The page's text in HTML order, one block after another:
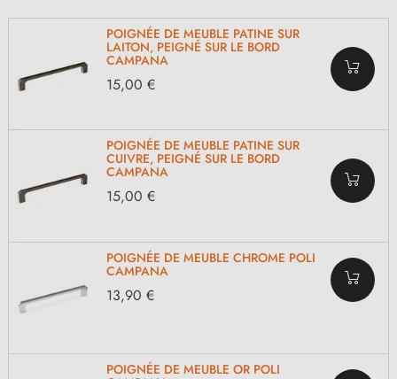
POIGNÉE DE MEUBLE PATINE SUR
LAITON, PEIGNÉ SUR LE BORD
CAMPANA
15,00 €
POIGNÉE DE MEUBLE PATINE SUR
CUIVRE, PEIGNÉ SUR LE BORD
CAMPANA
15,00 €
POIGNÉE DE MEUBLE CHROME POLI
CAMPANA
13,90 €
POIGNÉE DE MEUBLE OR POLI